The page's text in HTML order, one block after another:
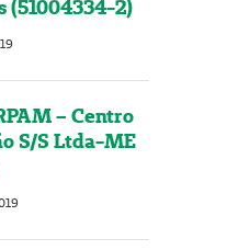
(51004334-2)
– Centro
S/S Ltda-ME